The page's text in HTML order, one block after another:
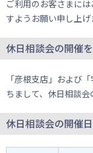
ご利用のお客さまに
すようお願い申し上げ
休日相談会の開催
「彦根支店」および
ちまして、休日相談会
休日相談会の開催